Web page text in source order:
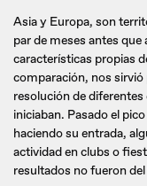
Asia y Europa, son
par de meses antes
características propias
comparación, nos sirvió
resolución de
iniciaban. Pasado el
haciendo su entrada,
actividad en clubs o
resultados no fueron